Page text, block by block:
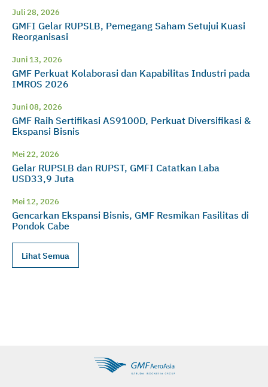
Juli 28, 2026
GMFI Gelar RUPSLB, Pemegang Saham Setujui Kuasi
Reorganisasi
Juni 13, 2026
GMF Perkuat Kolaborasi dan Kapabilitas Industri pada
IMROS 2026
Juni 08, 2026
GMF Raih Sertifikasi AS9100D, Perkuat Diversifikasi &
Ekspansi Bisnis
Mei 22, 2026
Gelar RUPSLB dan RUPST, GMFI Catatkan Laba
USD33,9 Juta
Mei 12, 2026
Gencarkan Ekspansi Bisnis, GMF Resmikan Fasilitas di
Pondok Cabe
Lihat Semua